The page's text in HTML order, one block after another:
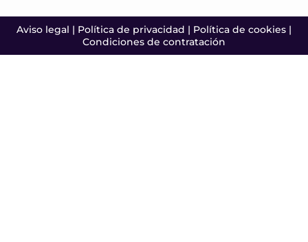
Aviso legal | Política de privacidad | Política de cookies |
Condiciones de contratación